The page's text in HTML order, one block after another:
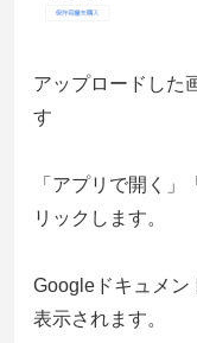
アップロードした
す
「アプリで開く
リックします。
Googleドキュメン
表示されます。